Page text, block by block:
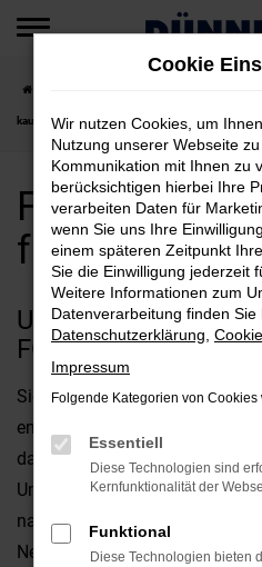
Zum
springen
kaufen
Ford Ranger
für Cham
UNSERE
FORD RANGER
Sie suchen nach Argumenten
empfehlen wir Ihnen einen
damit die qualitativ beste
Umgebung. Wohlgemerkt:
natürlich auch gebraucht,
Neuwagen können Sie die
Cookie
Wir nutzen Cookies, um
Nutzung unserer Webseite
Kommunikation mit Ihnen zu
berücksichtigen hierbei Ihre
verarbeiten Daten für
wenn Sie uns Ihre
einem späteren Zeitpunkt
Sie die Einwilligung jederzeit
Weitere Informationen zum
Datenverarbeitung finden Sie
Datenschutzerklärung
Impressum
Folgende Kategorien von
Essentiell
Diese Technologien sind
Kernfunktionalität der
Funktional
Diese Technologien bieten